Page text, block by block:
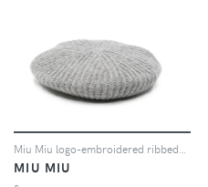
MIU MIU